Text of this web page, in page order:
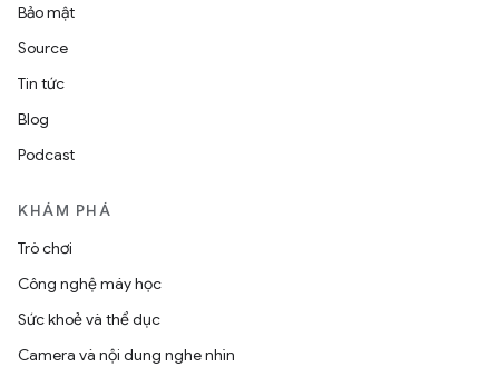
Bảo mật
Source
Tin tức
Blog
Podcast
KHÁM PHÁ
Trò chơi
Công nghệ máy học
Sức khoẻ và thể dục
Camera và nội dung nghe nhìn